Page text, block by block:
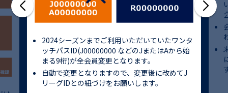
2024シーズンまでご利用いただいていたワンタ
ッチパスID(J00000000 などのJまたはAから始
まる9桁)が全会員変更となります。
自動で変更となりますので、変更後に改めてJ
リーグIDとの紐づけをお願いします。